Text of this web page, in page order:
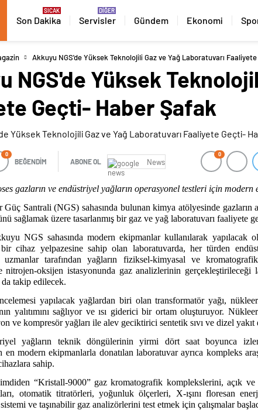
Son Dakika Servisler Gündem Ekonomi
Akkuyu NGS'de Yüksek Teknolojili Gaz ve Yağ Laboratuvarı
NGS'de Yüksek
Geçti- Haber Şafak
0
BEĞENDİM ABONE OL News
0
gazların ve endüstriyel yağların operasyonel testleri için modern
Santrali (NGS) sahasında bulunan kimya atölyesinde gazların
sağlamak üzere tasarlanmış bir gaz ve yağ laboratuvarı faaliyete
NGS sahasında modern ekipmanlar kullanılarak yapılacak
cihaz yelpazesine sahip olan laboratuvarda, her türden
tarafından yağların fiziksel-kimyasal ve
nitrojen-oksijen istasyonunda gaz analizlerinin gerçekleştirileceği
takip edilecek.
yapılacak yağlardan biri olan transformatör yağı,
yalıtımını sağlıyor ve ısı giderici bir ortam oluşturuyor.
ve kompresör yağları ile alev geciktirici sentetik sıvı ve dizel yakıt
yağların teknik döngülerinin yirmi dört saat boyunca
en modern ekipmanlarla donatılan laboratuvar ayrıca kompleks
sahip.
“Kristall-9000” gaz kromatografik komplekslerini, açık ve
otomatik titratörleri, yoğunluk ölçerleri, X-ışını floresan
ve taşınabilir gaz analizörlerini test etmek için çalışmalar